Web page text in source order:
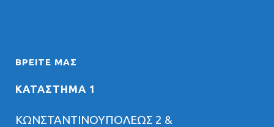
ΒΡΕΊΤΕ ΜΑΣ
ΚΑΤΑΣΤΗΜΑ 1
ΚΩΝΣΤΑΝΤΙΝΟΥΠΟΛΕΩΣ 2 &